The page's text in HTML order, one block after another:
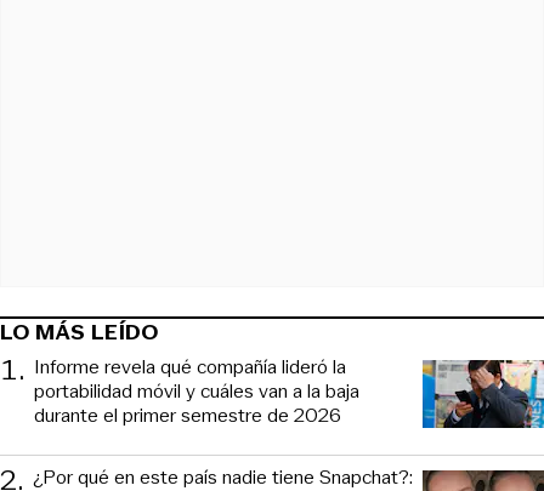
LO MÁS LEÍDO
1. Informe revela qué compañía lideró la
portabilidad móvil y cuáles van a la baja
durante el primer semestre de 2026
2. ¿Por qué en este país nadie tiene Snapchat?: